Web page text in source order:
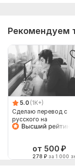
Рекомендуем
5.0 (1K+)
Сделаю перевод с
русского на
английский и
от 500 ₽
278 ₽ за 1 000